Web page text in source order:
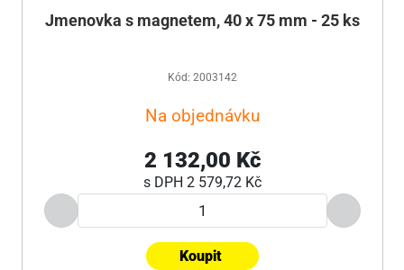
Jmenovka s magnetem, 40 x 75 mm - 25 ks
Kód: 2003142
Na objednávku
2 132,00 Kč
s DPH 2 579,72 Kč
Koupit